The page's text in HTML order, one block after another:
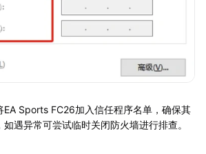
EA Sports FC26加入信任程序名单，确保其
遇异常可尝试临时关闭防火墙进行排查。